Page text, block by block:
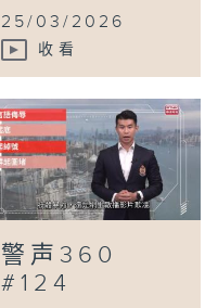
25/03/2026
收看
警声360
#124